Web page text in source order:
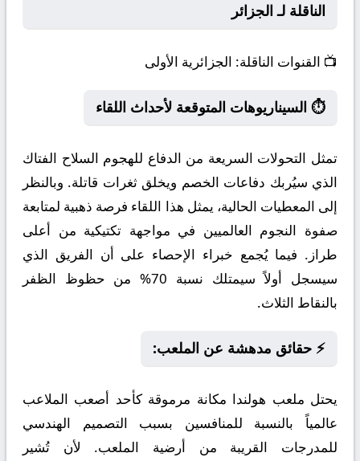
الناقلة لـ الجزائر
📺 القنوات الناقلة: الجزائرية الأولى
⏱️ السيناريوهات المتوقعة لأحداث اللقاء
تمثل التحولات السريعة من الدفاع للهجوم السلاح الفتاك
الذي سيُربك دفاعات الخصم ويخلق ثغرات قاتلة. وبالنظر
إلى المعطيات الحالية، يمثل هذا اللقاء فرصة ذهبية لمتابعة
صفوة النجوم العالميين في مواجهة تكتيكية من أعلى
طراز. فيما يُجمع خبراء الإحصاء على أن الفريق الذي
سيسجل أولاً سيمتلك نسبة 70% من حظوظ الظفر
بالنقاط الثلاث.
⚡ حقائق مدهشة عن الملعب:
يحتل ملعب هولندا مكانة مرموقة كأحد أصعب الملاعب
عالمياً بالنسبة للمنافسين بسبب التصميم الهندسي
للمدرجات القريبة من أرضية الملعب. لأن تُشير